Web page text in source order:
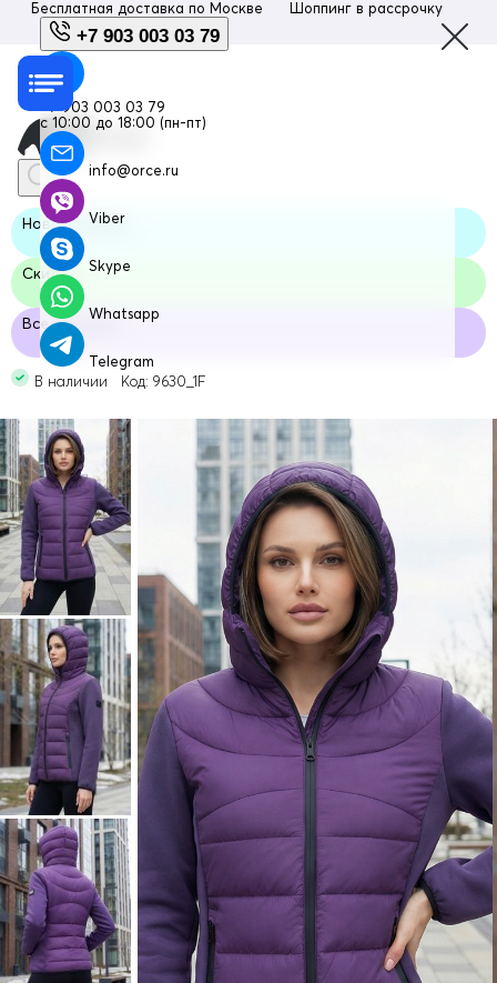
Бесплатная доставка по Москве Шоппинг в рассрочку
+7 903 003 03 79
+7 903 003 03 79
с 10:00 до 18:00 (пн-пт)
info@orce.ru
Viber
Skype
Whatsapp
Telegram
Новая модель
Скидка
Все размеры
В наличии Код: 9630_1F